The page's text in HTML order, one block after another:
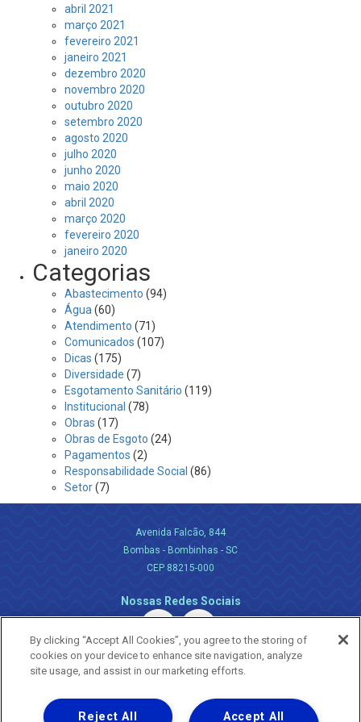
abril 2021
março 2021
fevereiro 2021
janeiro 2021
dezembro 2020
novembro 2020
outubro 2020
setembro 2020
agosto 2020
julho 2020
junho 2020
maio 2020
abril 2020
março 2020
fevereiro 2020
janeiro 2020
Categorias
Abastecimento (94)
Água (60)
Atendimento (71)
Comunicados (107)
Dicas (175)
Diversidade (7)
Esgotamento Sanitário (119)
Institucional (78)
Obras (17)
Obras de Esgoto (24)
Pagamentos (2)
Responsabilidade Social (86)
Setor(7)
Avenida Falcão, 844
Bombas - Bombinhas - SC
CEP 88215-000
Nossas Redes Sociais
By clicking “Accept All Cookies”, you agree to the storing of
cookies on your device to enhance site navigation, analyze
site usage, and assist in our marketing efforts.
Accept All
Reject All